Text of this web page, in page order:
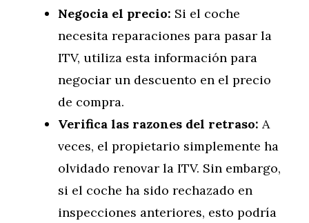
Negocia el precio: Si el coche
necesita reparaciones para pasar la
ITV, utiliza esta información para
negociar un descuento en el precio
de compra.
Verifica las razones del retraso: A
veces, el propietario simplemente ha
olvidado renovar la ITV. Sin embargo,
si el coche ha sido rechazado en
inspecciones anteriores, esto podría